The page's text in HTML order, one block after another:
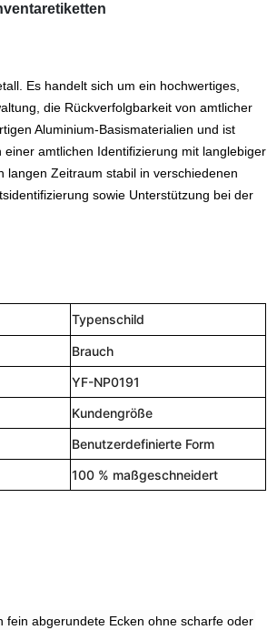
Es handelt sich um ein hochwertiges,
die Rückverfolgbarkeit von amtlicher
Aluminium-Basismaterialien und ist
amtlichen Identifizierung mit langlebiger
langen Zeitraum stabil in verschiedenen
sowie Unterstützung bei der
Typenschild
Brauch
YF-NP0191
Kundengröße
Benutzerdefinierte Form
100 % maßgeschneidert
fein abgerundete Ecken ohne scharfe oder